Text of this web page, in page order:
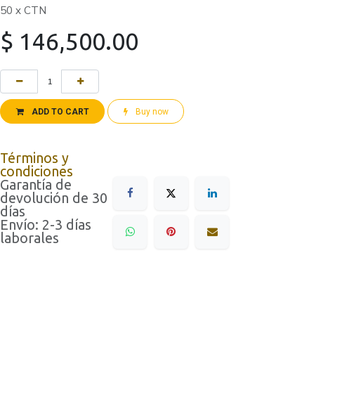
50 x CTN
$ 146,500.00
ADD TO CART Buy now
Términos y
condiciones
Garantía de
devolución de 30
días
Envío: 2-3 días
laborales